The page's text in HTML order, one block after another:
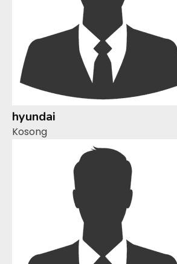
hyundai
Kosong